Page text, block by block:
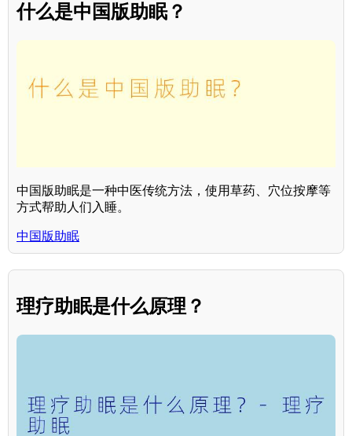
什么是中国版助眠？
中国版助眠是一种中医传统方法，使用草药、穴位按摩等
方式帮助人们入睡。
中国版助眠
理疗助眠是什么原理？